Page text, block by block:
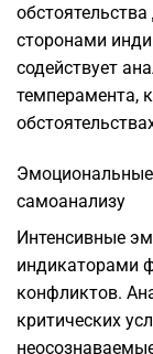
сторонами
содействует
темперамента,
самоанализу
Интенсивные
индикаторами
конфликтов.
критических